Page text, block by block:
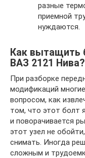
разные
приемной
нуждаются.
Как вытащить
ВАЗ 2121 Нива?
При разборке
модификаций
вопросом, как
том, что этот болт
и поворачивается
этот узел не
снимать. Иногда
сложным и